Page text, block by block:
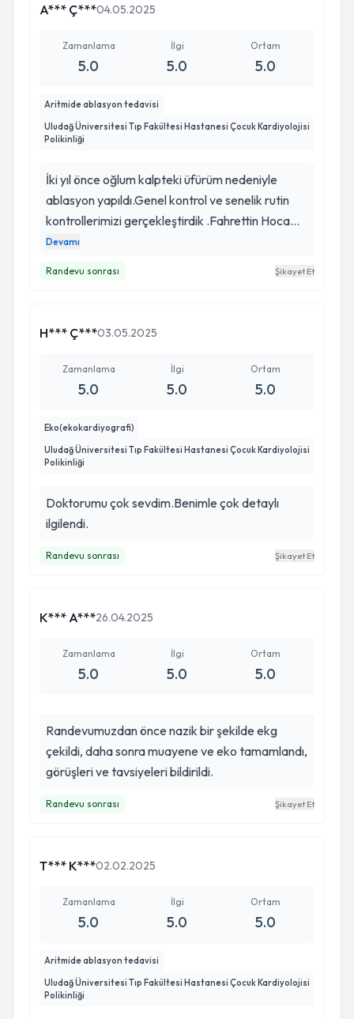
A*** Ç***04.05.2025
Zamanlama
5.0
İlgi
5.0
Ortam
5.0
Aritmide ablasyon tedavisi
Uludağ Üniversitesi Tıp Fakültesi Hastanesi Çocuk Kardiyolojisi
Polikinliği
İki yıl önce oğlum kalpteki üfürüm nedeniyle
ablasyon yapıldı.Genel kontrol ve senelik rutin
kontrollerimizi gerçekleştirdik .Fahrettin Hocam
tüm detay konusunda oldukça hassasiyet
en çok içimi rahatan nokta oldu . Bursa da tek bir
isim geçmesi Fahrettin Hoca gitmelisinizin
dendiğinde inanın bizlerede hissettirdi iyi ki bu
saygılar
Devamı
Randevu sonrası Şikayet Et
H*** Ç***03.05.2025
Zamanlama
5.0
İlgi
5.0
Ortam
5.0
Eko(ekokardiyografi)
Uludağ Üniversitesi Tıp Fakültesi Hastanesi Çocuk Kardiyolojisi
Polikinliği
Doktorumu çok sevdim.Benimle çok detaylı
ilgilendi.
Randevu sonrası Şikayet Et
K*** A***26.04.2025
Zamanlama
5.0
İlgi
5.0
Ortam
5.0
Randevumuzdan önce nazik bir şekilde ekg
çekildi, daha sonra muayene ve eko tamamlandı,
görüşleri ve tavsiyeleri bildirildi.
Randevu sonrası Şikayet Et
T*** K***02.02.2025
Zamanlama
5.0
İlgi
5.0
Ortam
5.0
Aritmide ablasyon tedavisi
Uludağ Üniversitesi Tıp Fakültesi Hastanesi Çocuk Kardiyolojisi
Polikinliği